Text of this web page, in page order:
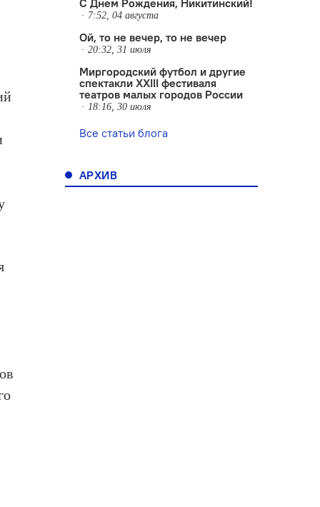
С Днем Рождения, Никитинский!
7:52, 04 августа
Ой, то не вечер, то не вечер
20:32, 31 июля
Миргородский футбол и другие
спектакли XXIII фестиваля
театров малых городов России
18:16, 30 июля
Все статьи блога
АРХИВ